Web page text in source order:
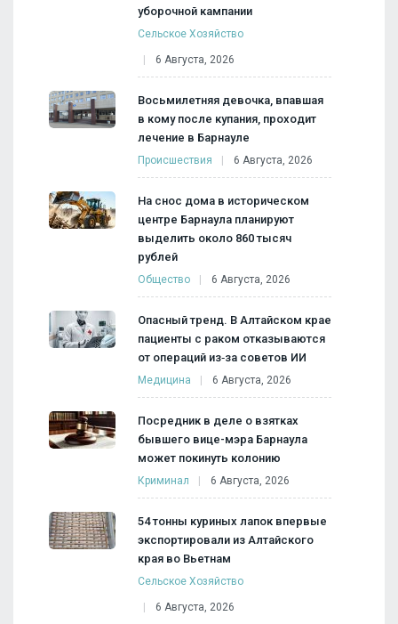
уборочной кампании
Сельское Хозяйство
6 Августа, 2026
Восьмилетняя девочка, впавшая
в кому после купания, проходит
лечение в Барнауле
Происшествия 6 Августа, 2026
На снос дома в историческом
центре Барнаула планируют
выделить около 860 тысяч
рублей
Общество 6 Августа, 2026
Опасный тренд. В Алтайском крае
пациенты с раком отказываются
от операций из‑за советов ИИ
Медицина 6 Августа, 2026
Посредник в деле о взятках
бывшего вице-мэра Барнаула
может покинуть колонию
Криминал 6 Августа, 2026
54 тонны куриных лапок впервые
экспортировали из Алтайского
края во Вьетнам
Сельское Хозяйство
6 Августа, 2026